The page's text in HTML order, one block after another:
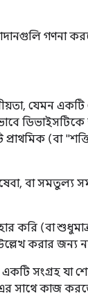
গণনা
যেমন
(বা
বা সমতুল্য
করি (বা
করার জন্য
সংগ্রহ যা
সাথে কাজ